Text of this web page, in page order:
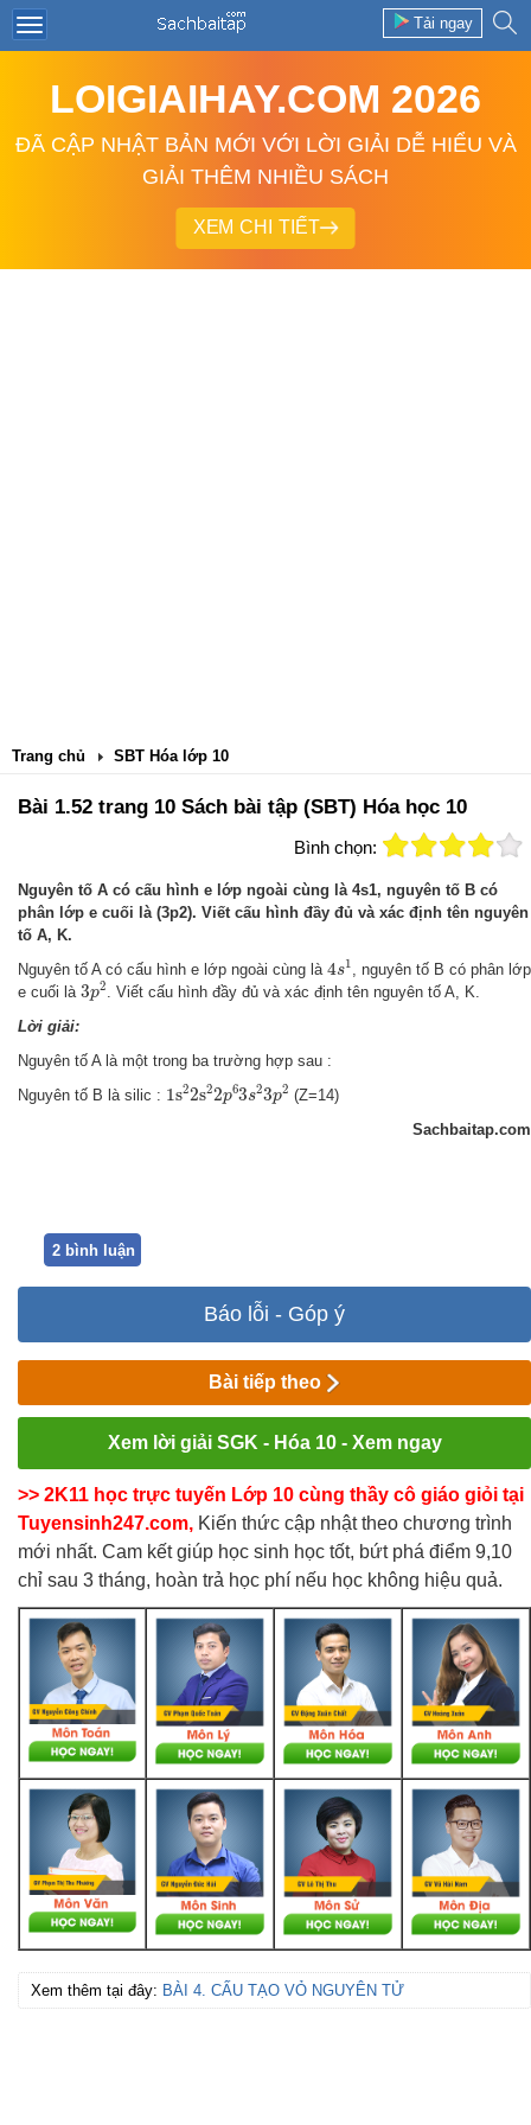
Tải ngay
LOIGIAIHAY.COM 2026
ĐÃ CẬP NHẬT BẢN MỚI VỚI LỜI GIẢI DỄ HIỂU VÀ
GIẢI THÊM NHIỀU SÁCH
XEM CHI TIẾT
Trang chủ SBT Hóa lớp 10
Bài 1.52 trang 10 Sách bài tập (SBT) Hóa học 10
Bình chọn:
Nguyên tố A có cấu hình e lớp ngoài cùng là 4s1, nguyên tố B có
phân lớp e cuối là (3p2). Viết cấu hình đầy đủ và xác định tên nguyên
tố A, K.
Nguyên tố A có cấu hình e lớp ngoài cùng là 4s1
4 1
, nguyên tố B có phân lớp
e cuối là 3p2
3p 2
. Viết cấu hình đầy đủ và xác định tên nguyên tố A, K.
Lời giải:
Nguyên tố A là một trong ba trường hợp sau :
Nguyên tố B là silic : 1s22s22p63s23p2
1 s22 s2 p6 3s2 3 p2
(Z=14)
Sachbaitap.com
2 bình luận
Báo lỗi - Góp ý
Bài tiếp theo
Xem lời giải SGK - Hóa 10 - Xem ngay
>> 2K11 học trực tuyến Lớp 10 cùng thầy cô giáo giỏi tại
Tuyensinh247.com, Kiến thức cập nhật theo chương trình
mới nhất. Cam kết giúp học sinh học tốt, bứt phá điểm 9,10
chỉ sau 3 tháng, hoàn trả học phí nếu học không hiệu quả.
Xem thêm tại đây: BÀI 4. CẤU TẠO VỎ NGUYÊN TỬ